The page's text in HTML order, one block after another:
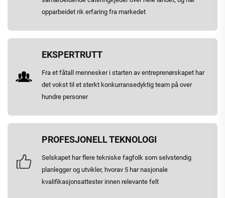
opparbeidet rik erfaring fra markedet
EKSPERTRUTT
Fra et fåtall mennesker i starten av entreprenørskapet har
det vokst til et sterkt konkurransedyktig team på over
hundre personer
PROFESJONELL TEKNOLOGI
Selskapet har flere tekniske fagfolk som selvstendig
planlegger og utvikler, hvorav 5 har nasjonale
kvalifikasjonsattester innen relevante felt